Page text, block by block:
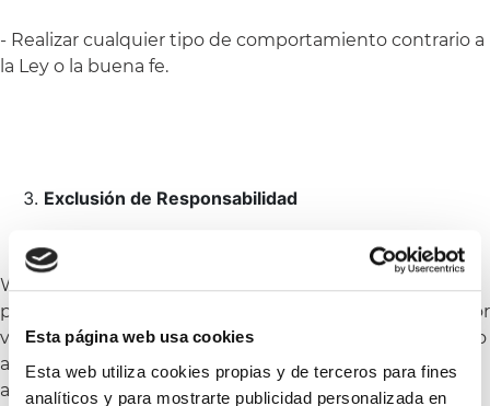
Esta página web usa cookies
Esta web utiliza cookies propias y de terceros para fines
analíticos y para mostrarte publicidad personalizada en
- Realizar cualquier tipo de comportamiento contrario a
la Ley o la buena fe.
Exclusión de Responsabilidad
WTCALMEDAPARK.ES, no se hace responsable de las
pérdidas o perjuicios que pueda ocasionar al usuario por
virus, indisponibilidad o cualquier otro comportamiento
anómalo de la página web. WTC ALMEDA PARK.ES, ha
adoptado todas las medidas de seguridad a su alcance